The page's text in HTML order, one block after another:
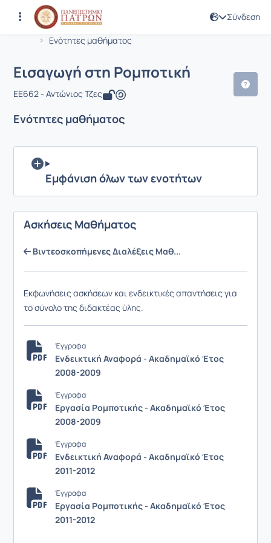
Σύνδεση
Αρχική Σελίδα
Ενότητες μαθήματος
Μάθημα : Εισαγωγή στη Ρομποτική
Κωδικός : EE662
Εισαγωγή στη Ρομποτική
EE662 - Αντώνιος Τζες
Ενότητες μαθήματος
Εμφάνιση όλων των ενοτήτων
Ασκήσεις Μαθήματος
Βιντεοσκοπήμενες Διαλέξεις Μαθ...
Εκφωνήσεις ασκήσεων και ενδεικτικές απαντήσεις για
το σύνολο της διδακτέας ύλης.
Έγγραφα
Ενδεικτική Αναφορά - Ακαδημαϊκό Έτος
2008-2009
Έγγραφα
Εργασία Ρομποτικής - Ακαδημαϊκό Έτος
2008-2009
Έγγραφα
Ενδεικτική Αναφορά - Ακαδημαϊκό Έτος
2011-2012
Έγγραφα
Εργασία Ρομποτικής - Ακαδημαϊκό Έτος
2011-2012